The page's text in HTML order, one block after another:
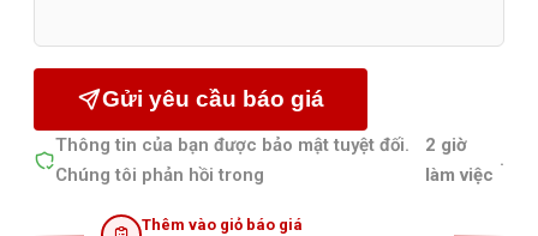
Gửi yêu cầu báo giá
Thông tin của bạn được bảo mật tuyệt đối.
Chúng tôi phản hồi trong
2 giờ
làm việc
.
Thêm vào giỏ báo giá